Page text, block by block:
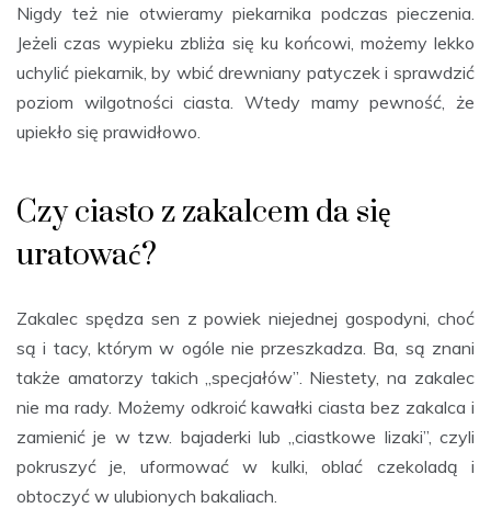
Nigdy też nie otwieramy piekarnika podczas pieczenia.
Jeżeli czas wypieku zbliża się ku końcowi, możemy lekko
uchylić piekarnik, by wbić drewniany patyczek i sprawdzić
poziom wilgotności ciasta. Wtedy mamy pewność, że
upiekło się prawidłowo.
Czy ciasto z zakalcem da się
uratować?
Zakalec spędza sen z powiek niejednej gospodyni, choć
są i tacy, którym w ogóle nie przeszkadza. Ba, są znani
także amatorzy takich „specjałów”. Niestety, na zakalec
nie ma rady. Możemy odkroić kawałki ciasta bez zakalca i
zamienić je w tzw. bajaderki lub „ciastkowe lizaki”, czyli
pokruszyć je, uformować w kulki, oblać czekoladą i
obtoczyć w ulubionych bakaliach.